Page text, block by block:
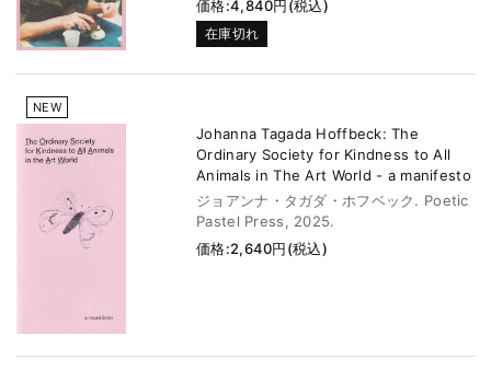
価格:4,840円(税込)
在庫切れ
NEW
Johanna Tagada Hoffbeck: The
Ordinary Society for Kindness to All
Animals in The Art World - a manifesto
ジョアンナ・タガダ・ホフベック. Poetic
Pastel Press, 2025.
価格:2,640円(税込)